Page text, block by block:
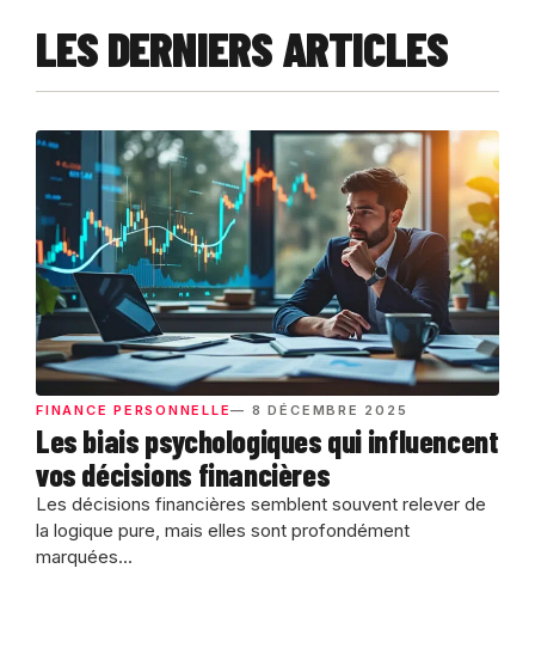
LES DERNIERS ARTICLES
FINANCE PERSONNELLE— 8 DÉCEMBRE 2025
Les biais psychologiques qui influencent
vos décisions financières
Les décisions financières semblent souvent relever de
la logique pure, mais elles sont profondément
marquées...